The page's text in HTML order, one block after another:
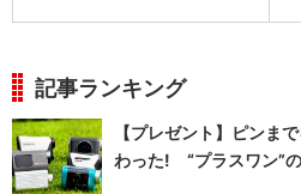
記事ランキング
【プレゼント】ピンま
わった! “プラスワン”